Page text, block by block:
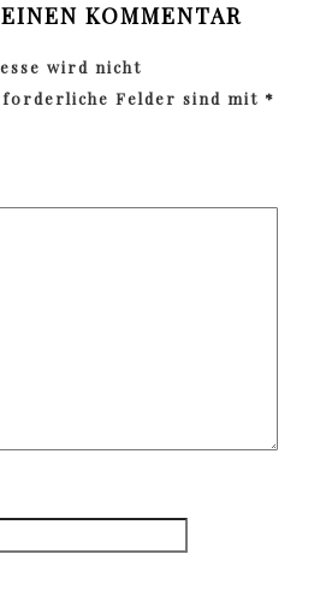
KOMMENTAR
wird nicht
Felder sind mit *